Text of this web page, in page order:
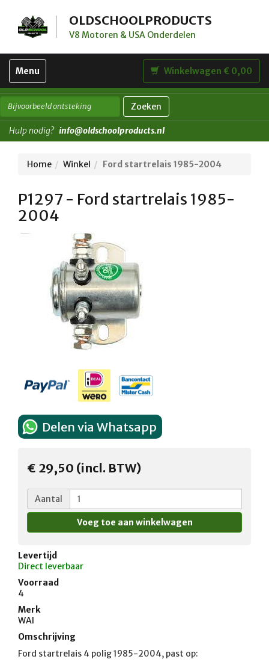
OLDSCHOOLPRODUCTS
V8 Motoren & USA Onderdelen
Toggle
navigation
Menu Winkelwagen € 0,00
Zoeken
Hulp nodig? info@oldschoolproducts.nl
Home Winkel Ford startrelais 1985-2004
P1297 - Ford startrelais 1985-
2004
Delen via Whatsapp
€ 29,50 (incl. BTW)
Aantal
Levertijd
Direct leverbaar
Voorraad
4
Merk
WAI
Omschrijving
Ford startrelais 4 polig 1985-2004, past op: